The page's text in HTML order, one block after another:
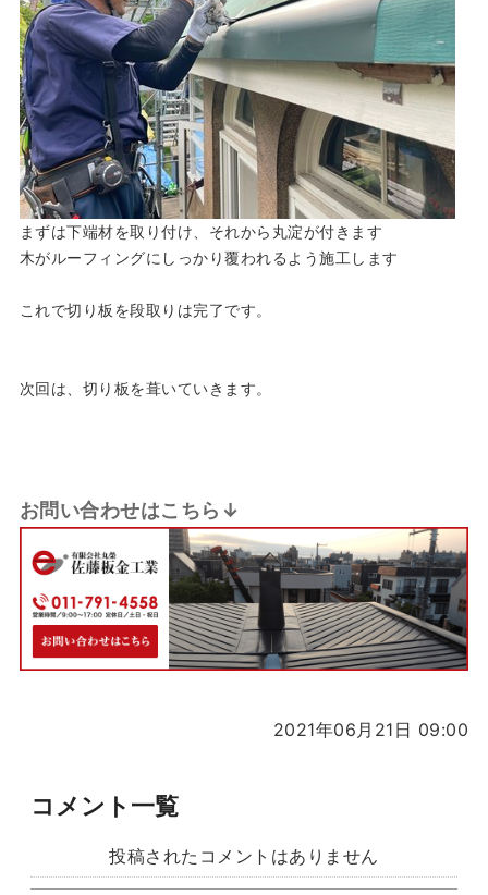
まずは下端材を取り付け、それから丸淀が付きます
木がルーフィングにしっかり覆われるよう施工します
これで切り板を段取りは完了です。
次回は、切り板を葺いていきます。
お問い合わせはこちら↓
2021年06月21日 09:00
コメント一覧
投稿されたコメントはありません